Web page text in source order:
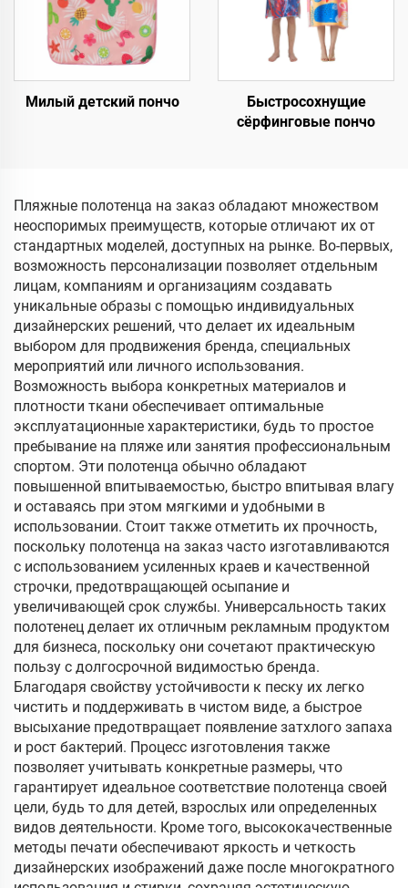
Милый детский пончо
Быстросохнущие
сёрфинговые пончо
Пляжные полотенца на заказ обладают множеством
неоспоримых преимуществ, которые отличают их от
стандартных моделей, доступных на рынке. Во-первых,
возможность персонализации позволяет отдельным
лицам, компаниям и организациям создавать
уникальные образы с помощью индивидуальных
дизайнерских решений, что делает их идеальным
выбором для продвижения бренда, специальных
мероприятий или личного использования.
Возможность выбора конкретных материалов и
плотности ткани обеспечивает оптимальные
эксплуатационные характеристики, будь то простое
пребывание на пляже или занятия профессиональным
спортом. Эти полотенца обычно обладают
повышенной впитываемостью, быстро впитывая влагу
и оставаясь при этом мягкими и удобными в
использовании. Стоит также отметить их прочность,
поскольку полотенца на заказ часто изготавливаются
с использованием усиленных краев и качественной
строчки, предотвращающей осыпание и
увеличивающей срок службы. Универсальность таких
полотенец делает их отличным рекламным продуктом
для бизнеса, поскольку они сочетают практическую
пользу с долгосрочной видимостью бренда.
Благодаря свойству устойчивости к песку их легко
чистить и поддерживать в чистом виде, а быстрое
высыхание предотвращает появление затхлого запаха
и рост бактерий. Процесс изготовления также
позволяет учитывать конкретные размеры, что
гарантирует идеальное соответствие полотенца своей
цели, будь то для детей, взрослых или определенных
видов деятельности. Кроме того, высококачественные
методы печати обеспечивают яркость и четкость
дизайнерских изображений даже после многократного